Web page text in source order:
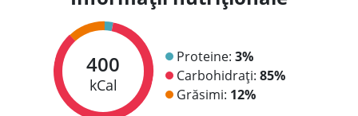
400
kCal
Proteine: 3%
Carbohidrați: 85%
Grăsimi: 12%